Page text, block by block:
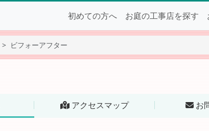
初めての方へ お庭の工事店を探す
ビフォーアフター
アクセスマップ お